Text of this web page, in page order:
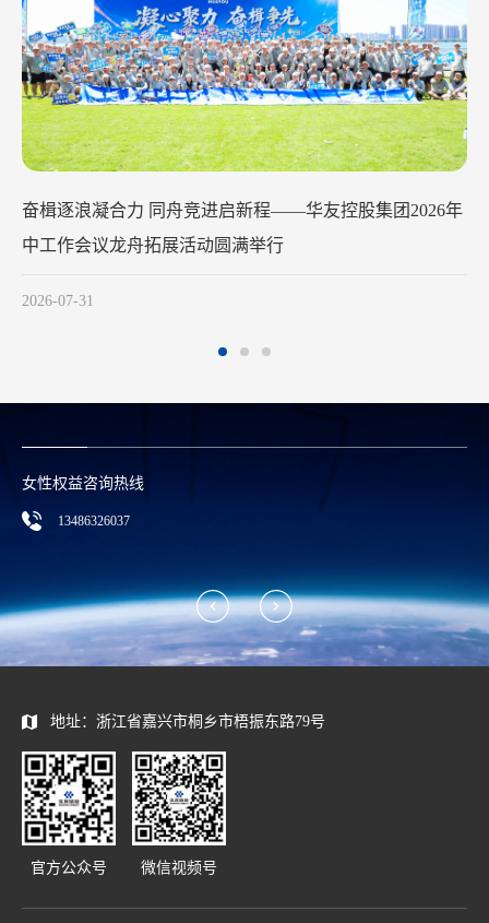
华友钴业2026年中工作会议在苏州召开
应聘热线
0086-0573-88585392
地址：浙江省嘉兴市桐乡市梧振东路79号
官方公众号 微信视频号